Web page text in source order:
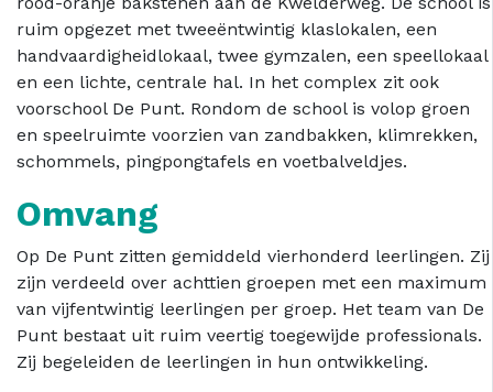
ruim opgezet met tweeëntwintig klaslokalen, een
handvaardigheidlokaal, twee gymzalen, een speellokaal
en een lichte, centrale hal. In het complex zit ook
voorschool De Punt. Rondom de school is volop groen
en speelruimte voorzien van zandbakken, klimrekken,
schommels, pingpongtafels en voetbalveldjes.
Omvang
Op De Punt zitten gemiddeld vierhonderd leerlingen. Zij
zijn verdeeld over achttien groepen met een maximum
van vijfentwintig leerlingen per groep. Het team van De
Punt bestaat uit ruim veertig toegewijde professionals.
Zij begeleiden de leerlingen in hun ontwikkeling.